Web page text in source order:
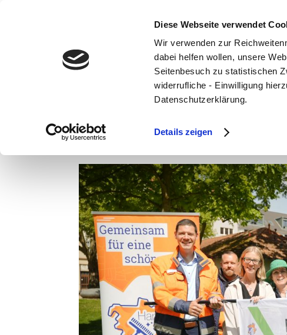
Diese Webseite verwendet
Wir verwenden zur
dabei helfen wollen, unsere
Seitenbesuch zu statistischen
widerrufliche - Einwilligung
Datenschutzerklärung.
Details zeigen
Sonne, gute Laune und
in Kleefeld!
Mai 13, 2025